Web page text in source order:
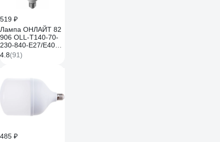
519 ₽
Лампа ОНЛАЙТ 82
906 OLL-T140-70-
230-840-E27/E40
82906
4.8(91)
485 ₽